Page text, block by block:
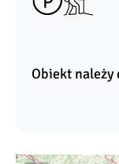
Obiekt należy